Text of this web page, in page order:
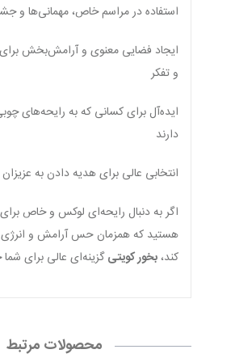
استفاده در مراسم خاص، مهمانی‌ها و
ایجاد فضایی معنوی و آرامش‌بخش برای
و تفکر
ایده‌آل برای کسانی که به رایحه‌های
دارند
انتخابی عالی برای هدیه دادن به عزیزان
اگر به دنبال رایحه‌ای لوکس و خاص
هستید که همزمان حس آرامش و انرژی
کند، بخور کویتیگزینه‌ای عالی برای
محصولات مرتبط